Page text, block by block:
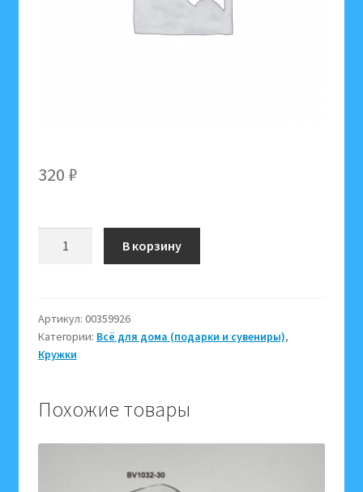
320 ₽
роз
в
под.
359926
В корзину
Артикул: 00359926
Категории: Всё для дома (подарки и сувениры),
Кружки
Похожие товары